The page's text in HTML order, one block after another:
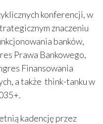
konferencji, w
znaczeniu
banków,
Prawa Bankowego,
Finansowania
a także think-tanku w
kadencję przez